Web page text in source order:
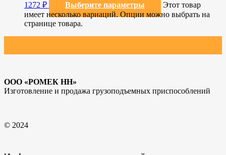
1272 ₽ Выберите параметры
Этот товар
имеет несколько вариаций. Опции можно выбрать на
странице товара.
ООО «РОМЕК НН»
Изготовление и продажа грузоподъемных приспособлений
© 2024